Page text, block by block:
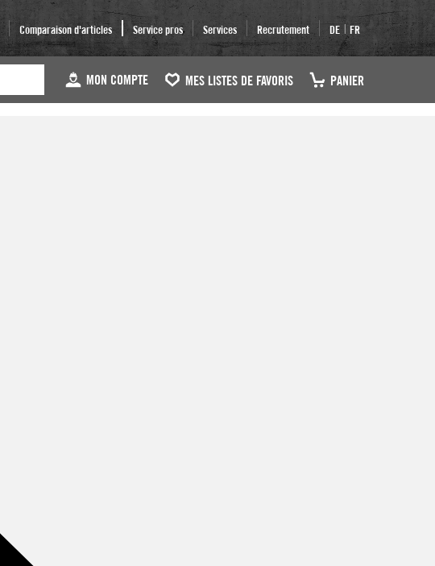
Comparaison d'articles Service pros Services Recrutement DE | FR
MON COMPTE MES LISTES DE FAVORIS PANIER